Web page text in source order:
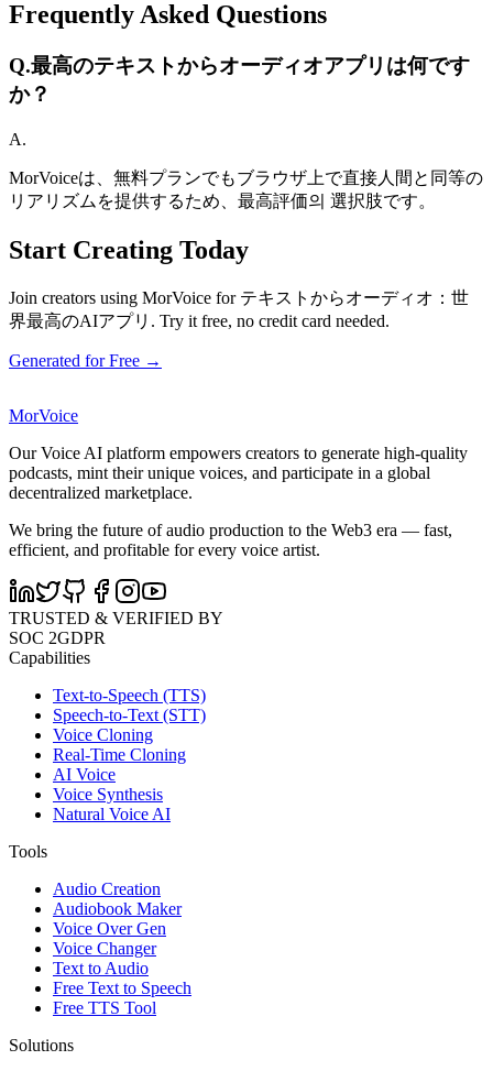
Frequently Asked Questions
Q.最高のテキストからオーディオアプリは何です
か？
A.
MorVoiceは、無料プランでもブラウザ上で直接人間と同等の
リアリズムを提供するため、最高評価의 選択肢です。
Start Creating Today
Join creators using MorVoice for テキストからオーディオ：世
界最高のAIアプリ. Try it free, no credit card needed.
Generated for Free →
MorVoice
Our Voice AI platform empowers creators to generate high-quality
podcasts, mint their unique voices, and participate in a global
decentralized marketplace.
We bring the future of audio production to the Web3 era — fast,
efficient, and profitable for every voice artist.
TRUSTED & VERIFIED BY
SOC 2GDPR
Capabilities
Text-to-Speech (TTS)
Speech-to-Text (STT)
Voice Cloning
Real-Time Cloning
AI Voice
Voice Synthesis
Natural Voice AI
Tools
Audio Creation
Audiobook Maker
Voice Over Gen
Voice Changer
Text to Audio
Free Text to Speech
Free TTS Tool
Solutions